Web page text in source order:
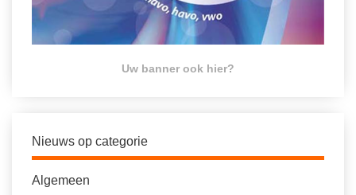
Uw banner ook hier?
Nieuws op categorie
Algemeen